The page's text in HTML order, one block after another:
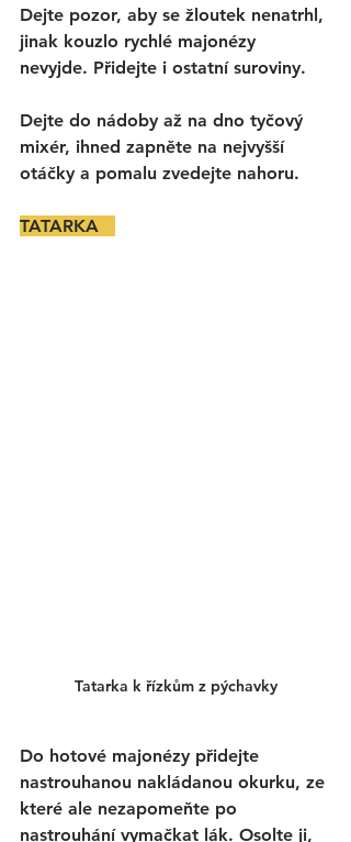
Dejte pozor, aby se žloutek nenatrhl,
jinak kouzlo rychlé majonézy
nevyjde. Přidejte i ostatní suroviny.
Dejte do nádoby až na dno tyčový
mixér, ihned zapněte na nejvyšší
otáčky a pomalu zvedejte nahoru.
TATARKA
Tatarka k řízkům z pýchavky
Do hotové majonézy přidejte
nastrouhanou nakládanou okurku, ze
které ale nezapomeňte po
nastrouhání vymačkat lák. Osolte ji,